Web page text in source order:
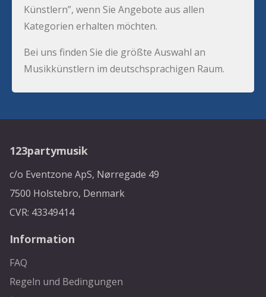
Künstlern”, wenn Sie Angebote aus allen
Kategorien erhalten möchten.
Bei uns finden Sie die größte Auswahl an
Musikkünstlern im deutschsprachigen Raum.
123partymusik
c/o Eventzone ApS, Nørregade 49
7500 Holstebro, Denmark
CVR: 43349414
Information
FAQ
Regeln und Bedingungen